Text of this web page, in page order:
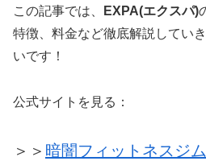
この記事では、 EXPA(エクスパ)
特徴、料金など徹底解説してい
いです！
公式サイトを見る：
＞＞ 暗闇フィットネスジ